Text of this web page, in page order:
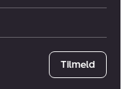
Tilmeld